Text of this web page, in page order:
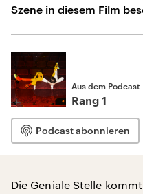
Szene in diesem Film
Aus dem Podcast
Rang 1
Podcast abonnieren
Die Geniale Stelle